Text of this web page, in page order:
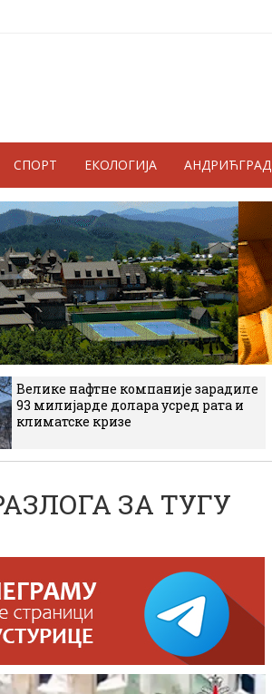
СПОРТ ЕКОЛОГИЈА АНДРИЋГРАД
Велике нафтне компаније зарадиле
93 милијарде долара усред рата и
климатске кризе
ЗА ТУГУ